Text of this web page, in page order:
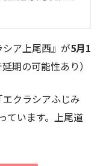
ア上尾西』が5月1
期の可能性あり）
クラシアふじみ
ています。上尾道